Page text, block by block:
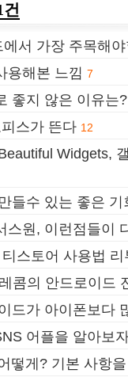
와이
서 가장 주목해
용해본 느낌 7
좋지 않은 이유는?
스가 뜬다 12
Widgets,
들수 있는 좋은
스원, 이런점들이
스토어 사용법 리
콤의 안드로이드
드가 아이폰보다
어플을 알아보
떻게? 기본 사항